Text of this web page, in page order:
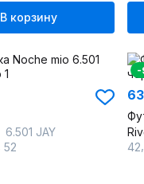
В корзину
6.501 JAY
52
-
42